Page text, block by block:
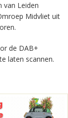
van Leiden
Midvliet uit
de DAB+
laten scannen.